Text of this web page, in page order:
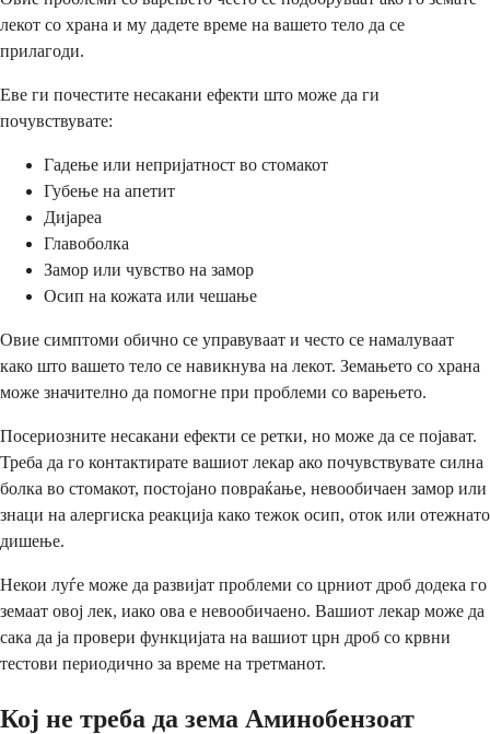
лекот со храна и му дадете време на вашето тело да се
прилагоди.
Еве ги почестите несакани ефекти што може да ги
почувствувате:
Гадење или непријатност во стомакот
Губење на апетит
Дијареа
Главоболка
Замор или чувство на замор
Осип на кожата или чешање
Овие симптоми обично се управуваат и често се намалуваат
како што вашето тело се навикнува на лекот. Земањето со храна
може значително да помогне при проблеми со варењето.
Посериозните несакани ефекти се ретки, но може да се појават.
Треба да го контактирате вашиот лекар ако почувствувате силна
болка во стомакот, постојано повраќање, невообичаен замор или
знаци на алергиска реакција како тежок осип, оток или отежнато
дишење.
Некои луѓе може да развијат проблеми со црниот дроб додека го
земаат овој лек, иако ова е невообичаено. Вашиот лекар може да
сака да ја провери функцијата на вашиот црн дроб со крвни
тестови периодично за време на третманот.
Кој не треба да зема Аминобензоат